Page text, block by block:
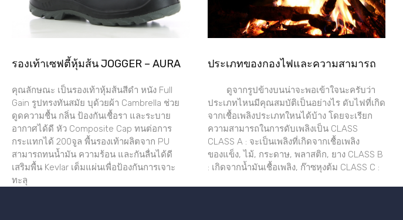
รองเท้าเซฟตี้หุ้มส้น JOGGER – AURA
คุณลักษณะ เป็นรองเท้าหุ้มส้นสีดำ หนัง Full
Gain รูปทรงทันสมัย บุด้วยผ้า Cambrella ช่วย
ดูดความชื้น กลิ่น ป้องกันเชื้อรา และระบาย
อากาศได้ดี หัว Composite Cap ทนต่อการ
กระแทกได้ 200จูล พื้นรองเท้าผลิตจาก PU
สามารถทนน้ำมัน ความร้อน และกันลื่นได้ดี
เสริมพื้น Kevlar เต็มแผ่นเพื่อป้องกันการเจาะ
ทะลุ
ประเภทของกองไฟและความสามารถ
ดูจากรูปข้างบนน่าจะพอเข้าใจนะครับว่า
ประเภทไหนมีคุณสมบัติเป็นอย่างไร ดับไฟที่เกิด
จากเชื้อเพลิงประเภทใหนได้บ้าง โดยจะเรียก
ความสามารถในการดับเพลิงเป็น CLASS
CLASS A : จะเป็นเพลิงที่เกิดจากเชื้อเพลิง
ของแข็ง, ไม้, กระดาษ, พลาสติก, ยาง CLASS B
: เกิดจากน้ำมันเชื้อเพลิง, ก๊าซหุงต้ม CLASS C :